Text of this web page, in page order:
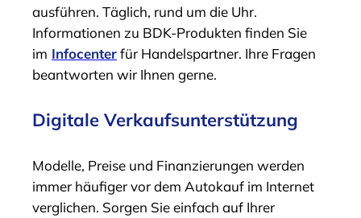
ausführen. Täglich, rund um die Uhr.
Informationen zu BDK-Produkten finden Sie
im Infocenterfür Handelspartner. Ihre Fragen
beantworten wir Ihnen gerne.
Digitale Verkaufsunterstützung
Modelle, Preise und Finanzierungen werden
immer häufiger vor dem Autokauf im Internet
verglichen. Sorgen Sie einfach auf Ihrer